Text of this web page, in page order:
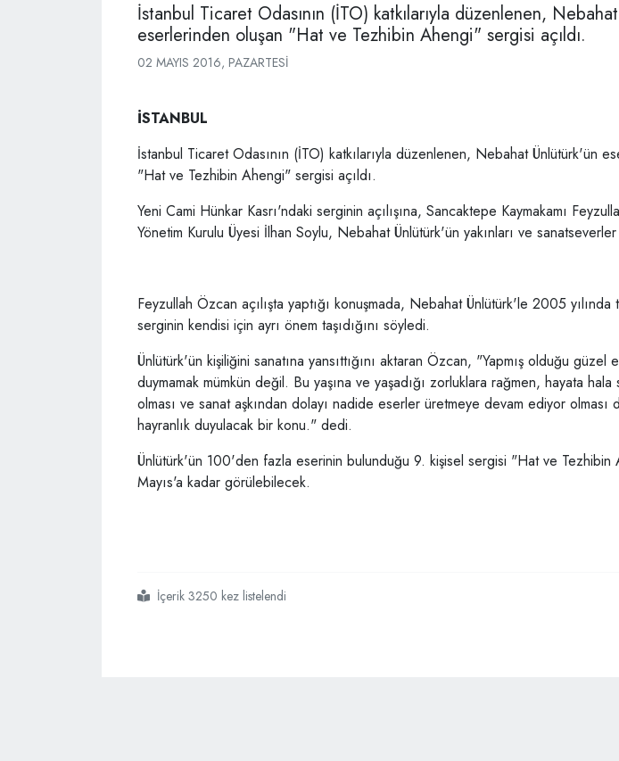
İstanbul Ticaret Odasının (İTO) katkılarıyla düzenlenen,
eserlerinden oluşan "Hat ve Tezhibin Ahengi" sergisi açıldı.
02 MAYIS 2016, PAZARTESI
İSTANBUL
İstanbul Ticaret Odasının (İTO) katkılarıyla düzenlenen, Nebahat Ünlütürk'ün
"Hat ve Tezhibin Ahengi" sergisi açıldı.
Yeni Cami Hünkar Kasrı'ndaki serginin açılışına, Sancaktepe Kaymakamı
Yönetim Kurulu Üyesi İlhan Soylu, Nebahat Ünlütürk'ün yakınları ve sanatseverler
Feyzullah Özcan açılışta yaptığı konuşmada, Nebahat Ünlütürk'le 2005 yılında
serginin kendisi için ayrı önem taşıdığını söyledi.
Ünlütürk'ün kişiliğini sanatına yansıttığını aktaran Özcan, "Yapmış olduğu güzel
duymamak mümkün değil. Bu yaşına ve yaşadığı zorluklara rağmen, hayata hala
olması ve sanat aşkından dolayı nadide eserler üretmeye devam ediyor olması
hayranlık duyulacak bir konu." dedi.
Ünlütürk'ün 100'den fazla eserinin bulunduğu 9. kişisel sergisi "Hat ve Tezhibin
Mayıs'a kadar görülebilecek.
#nebahat ünlütürk
#hat ve tezhibin ahengi sergisi
İçerik 3250 kez listelendi